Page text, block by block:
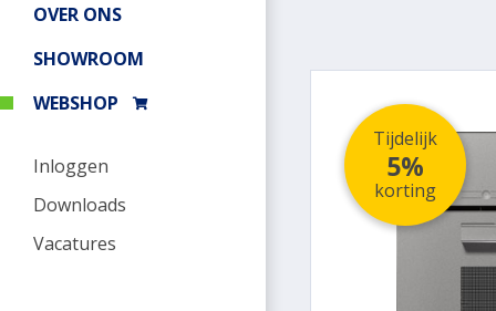
OVER ONS
SHOWROOM
WEBSHOP
Inloggen
Downloads
Vacatures
Tijdelijk
5%
korting